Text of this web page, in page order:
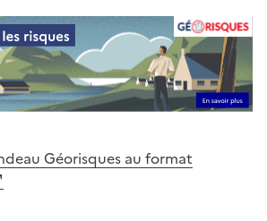
Géorisques au format